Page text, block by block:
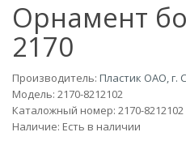
Орнамент
2170
Производитель: Пластик ОАО, г.
Модель: 2170-8212102
Каталожный номер: 2170-8212102
Наличие: Есть в наличии